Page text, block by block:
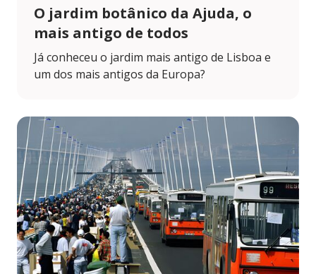
O jardim botânico da Ajuda, o
mais antigo de todos
Já conheceu o jardim mais antigo de Lisboa e
um dos mais antigos da Europa?